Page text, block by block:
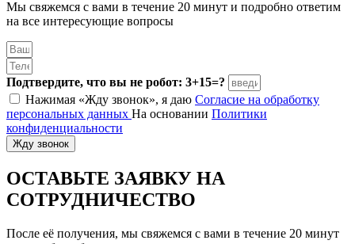
Мы свяжемся с вами в течение 20 минут и подробно ответим
на все интересующие вопросы
Подтвердите, что вы не робот: 3+15=?
Нажимая «Жду звонок», я даю Согласие на обработку
персональных данных На основании Политики
конфиденциальности
Жду звонок
ОСТАВЬТЕ ЗАЯВКУ НА
СОТРУДНИЧЕСТВО
После её получения, мы свяжемся с вами в течение 20 минут